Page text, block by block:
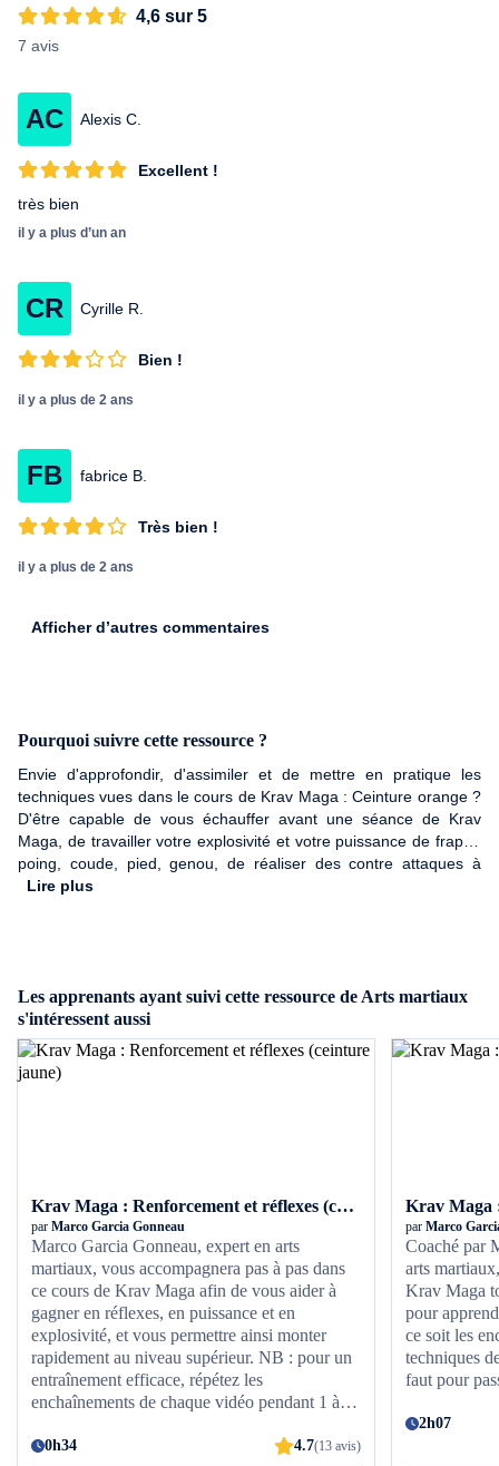
techniques dans le seul but de trouver les meilleures solutions
possible, ainsi que la parfaite biomécanique du corps humain.
4,6 sur 5
7 avis
AC Alexis C.
Excellent !
très bien
il y a plus d’un an
CR Cyrille R.
Bien !
il y a plus de 2 ans
FB fabrice B.
Très bien !
il y a plus de 2 ans
Afficher d’autres commentaires
Pourquoi suivre cette ressource ?
Envie d'approfondir, d'assimiler et de mettre en pratique les
techniques vues dans le cours de Krav Maga : Ceinture orange ?
D'être capable de vous échauffer avant une séance de Krav
Maga, de travailler votre explosivité et votre puissance de frappe
poing, coude, pied, genou, de réaliser des contre attaques à
vitesse réelle sur PAO ? Ce cours de Krav Maga niveau ceinture
Lire plus
Les apprenants ayant suivi cette ressource de Arts martiaux
s'intéressent aussi
Krav Maga : Renforcement et réflexes (ceinture jaune)
par Marco Garcia Gonneau
Marco Garcia Gonneau, expert en arts
martiaux, vous accompagnera pas à pas dans
ce cours de Krav Maga afin de vous aider à
gagner en réflexes, en puissance et en
explosivité, et vous permettre ainsi monter
rapidement au niveau supérieur. NB : pour un
entraînement efficace, répétez les
enchaînements de chaque vidéo pendant 1 à 2
0h34 4.7(13 avis)
Krav Maga
par Marco
Coaché par
arts
Krav Maga
pour
ce soit les
techniques
faut pour
2h07